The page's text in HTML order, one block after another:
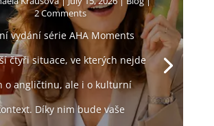
2 Comments
vydání série AHA Moments
čtyři situace, ve kterých nejde
o angličtinu, ale i o kulturní
Díky nim bude vaše